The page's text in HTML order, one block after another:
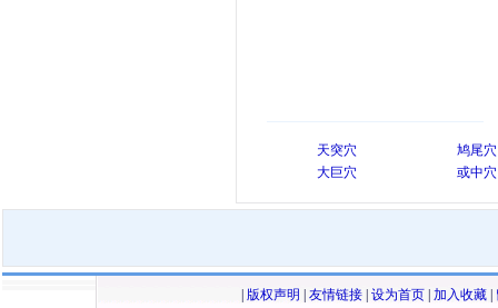
天突穴
大巨穴
鸠尾穴
或中穴
版权声明 友情链接 设为首页 加入收藏